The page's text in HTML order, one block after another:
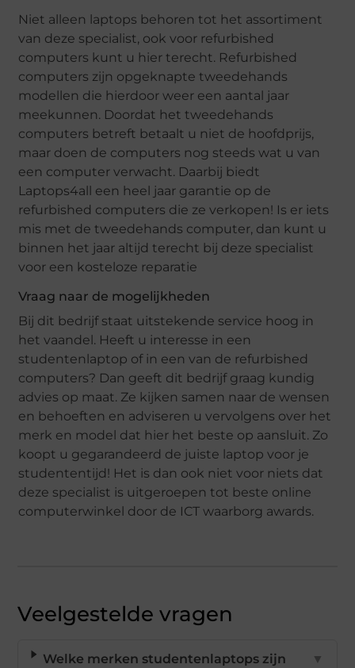
Niet alleen laptops behoren tot het assortiment
van deze specialist, ook voor refurbished
computers kunt u hier terecht. Refurbished
computers zijn opgeknapte tweedehands
modellen die hierdoor weer een aantal jaar
meekunnen. Doordat het tweedehands
computers betreft betaalt u niet de hoofdprijs,
maar doen de computers nog steeds wat u van
een computer verwacht. Daarbij biedt
Laptops4all een heel jaar garantie op de
refurbished computers die ze verkopen! Is er iets
mis met de tweedehands computer, dan kunt u
binnen het jaar altijd terecht bij deze specialist
voor een kosteloze reparatie
Vraag naar de mogelijkheden
Bij dit bedrijf staat uitstekende service hoog in
het vaandel. Heeft u interesse in een
studentenlaptop of in een van de refurbished
computers? Dan geeft dit bedrijf graag kundig
advies op maat. Ze kijken samen naar de wensen
en behoeften en adviseren u vervolgens over het
merk en model dat hier het beste op aansluit. Zo
koopt u gegarandeerd de juiste laptop voor je
studententijd! Het is dan ook niet voor niets dat
deze specialist is uitgeroepen tot beste online
computerwinkel door de ICT waarborg awards.
Veelgestelde vragen
Welke merken studentenlaptops zijn
▼